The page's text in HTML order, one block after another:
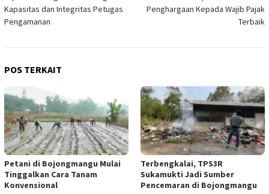
Kapasitas dan Integritas Petugas
Pengamanan
Penghargaan Kepada Wajib Pajak
Terbaik
POS TERKAIT
Petani di Bojongmangu Mulai
Tinggalkan Cara Tanam
Konvensional
Terbengkalai, TPS3R
Sukamukti Jadi Sumber
Pencemaran di Bojongmangu